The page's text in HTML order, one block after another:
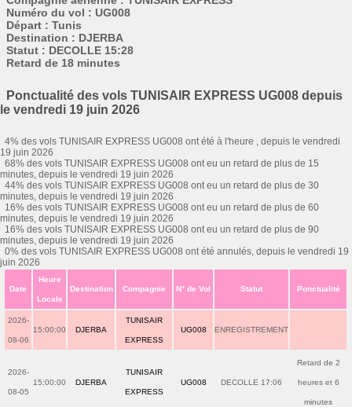
Numéro du vol : UG008
Départ : Tunis
Destination : DJERBA
Statut : DECOLLE 15:28
Retard de 18 minutes
Ponctualité des vols TUNISAIR EXPRESS UG008 depuis
le vendredi 19 juin 2026
4% des vols TUNISAIR EXPRESS UG008 ont été à l'heure , depuis le vendredi
19 juin 2026
68% des vols TUNISAIR EXPRESS UG008 ont eu un retard de plus de 15
minutes, depuis le vendredi 19 juin 2026
44% des vols TUNISAIR EXPRESS UG008 ont eu un retard de plus de 30
minutes, depuis le vendredi 19 juin 2026
16% des vols TUNISAIR EXPRESS UG008 ont eu un retard de plus de 60
minutes, depuis le vendredi 19 juin 2026
16% des vols TUNISAIR EXPRESS UG008 ont eu un retard de plus de 90
minutes, depuis le vendredi 19 juin 2026
0% des vols TUNISAIR EXPRESS UG008 ont été annulés, depuis le vendredi 19
juin 2026
Date
Heure
Locale
Destination Compagnie N° de Vol Statut Ponctualité
2026-
08-06
15:00:00 DJERBA
TUNISAIR
EXPRESS
UG008 ENREGISTREMENT
2026-
08-05
15:00:00 DJERBA
TUNISAIR
EXPRESS
UG008 DECOLLE 17:06
Retard de 2
heures et 6
minutes